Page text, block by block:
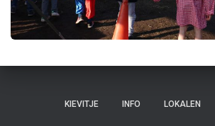
KIEVITJE INFO LOKALEN